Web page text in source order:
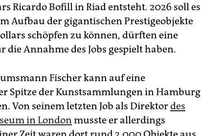
Ricardo Bofill in Riad entsteht. 2026 soll es
Aufbau der gigantischen Prestigeobjekte
schöpfen zu können, dürften eine
die Annahme des Jobs gespielt haben.
Fischer kann auf eine
Spitze der Kunstsammlungen in Hamburg
Von seinem letzten Job als Direktordes
in Londonmusste er allerdings